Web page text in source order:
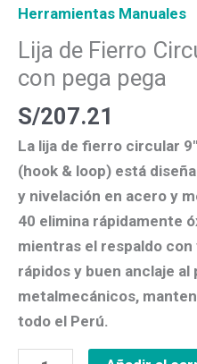
Herramientas Manuales
Lija de Fierro
con pega pega
S/207.21
La lija de fierro circular
(hook & loop) está
y nivelación en acero y
40 elimina rápidamente
mientras el respaldo
rápidos y buen anclaje
metalmecánicos,
todo el Perú.
Grano
40
con
pega
cantidad